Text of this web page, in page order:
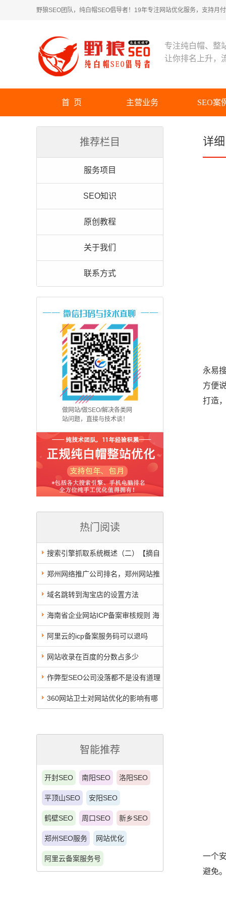
野狼SEO团队，纯白帽SEO倡导者！19年专注网站优化服务，支持月
专注纯白帽、整
让你排名上升，
首 页 主营业务 SEO案
推荐栏目
服务项目
SEO知识
原创教程
关于我们
联系方式
做网站/做SEO/解决各类网
站问题，直接与技术谈！
热门阅读
搜索引擎抓取系统概述（二）【摘自
百度站长平台LEE】
郑州网络推广公司排名，郑州网站推
广公司排名，会有吗？
域名跳转到淘宝店的设置方法
海南省企业网站ICP备案审核规则 海
南网站备案这样做
阿里云的icp备案服务码可以退吗
网站收录在百度的分数占多少
作弊型SEO公司没落都不是没有道理
的 360网站卫士对网站优化的影响有哪
智能推荐
开封SEO 南阳SEO 洛阳SEO
平顶山SEO 安阳SEO
鹤壁SEO 周口SEO 新乡SEO
郑州SEO服务 网站优化
阿里云备案服务号
详
永易
方便
打造
一个
避免